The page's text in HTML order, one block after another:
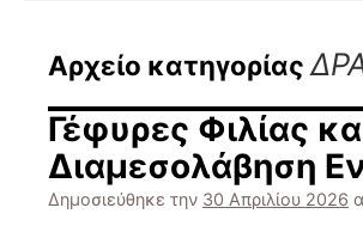
Αρχείο κατηγορίας
Γέφυρες Φιλίας
Διαμεσολάβηση
Δημοσιεύθηκε την 30 Απριλίου 2026